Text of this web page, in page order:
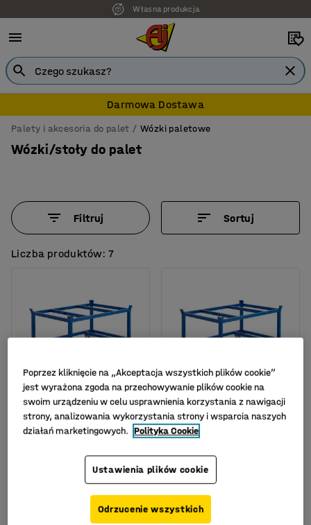
Własna produkcja
7 lat gwarancji
Darmowa Dostawa
Palety i akcesoria do palet Wózki paletowe
Wózki/stoły do palet
Filtruj Sortuj
Liczba produktów: 7
Dostępne w kilku
wariantach
Bezpieczny wózek
paletowy FRAME, 500
kg, koła gumowe Ø 200
mm, hamulec,
1200x800x795 mm
Dostępne w kilku
wariantach
Bezpieczny wózek
paletowy FRAME, 500
kg, koła PU Ø160 mm,
hamulec, 1200x800x755
mm
Nr art.:30593
Poprzez kliknięcie na „Akceptacja wszystkich plików cookie”
jest wyrażona zgoda na przechowywanie plików cookie na
swoim urządzeniu w celu usprawnienia korzystania z nawigacji
strony, analizowania wykorzystania strony i wsparcia naszych
działań marketingowych. Polityka Cookie
Ustawienia plików cookie
Odrzucenie wszystkich